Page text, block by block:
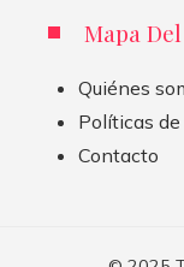
Mapa
Quiénes
Políticas
Contacto